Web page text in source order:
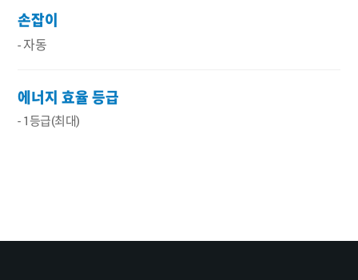
손잡이
- 자동
에너지 효율 등급
- 1등급(최대)